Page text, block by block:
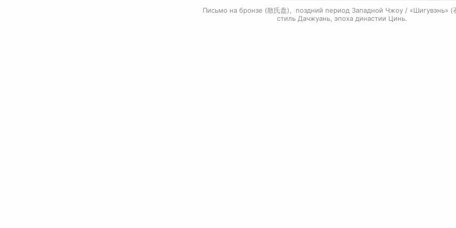
Письмо на бронзе (散氏盘), поздний период Западной Чжоу / «Шигувэнь» (
стиль Дачжуань, эпоха династии Цинь.